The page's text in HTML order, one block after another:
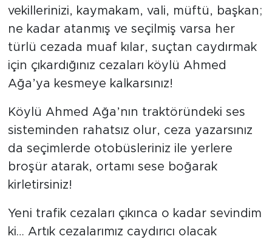
vekillerinizi, kaymakam, vali, müftü, başkan;
ne kadar atanmış ve seçilmiş varsa her
türlü cezada muaf kılar, suçtan caydırmak
için çıkardığınız cezaları köylü Ahmed
Ağa’ya kesmeye kalkarsınız!
Köylü Ahmed Ağa’nın traktöründeki ses
sisteminden rahatsız olur, ceza yazarsınız
da seçimlerde otobüsleriniz ile yerlere
broşür atarak, ortamı sese boğarak
kirletirsiniz!
Yeni trafik cezaları çıkınca o kadar sevindim
ki… Artık cezalarımız caydırıcı olacak